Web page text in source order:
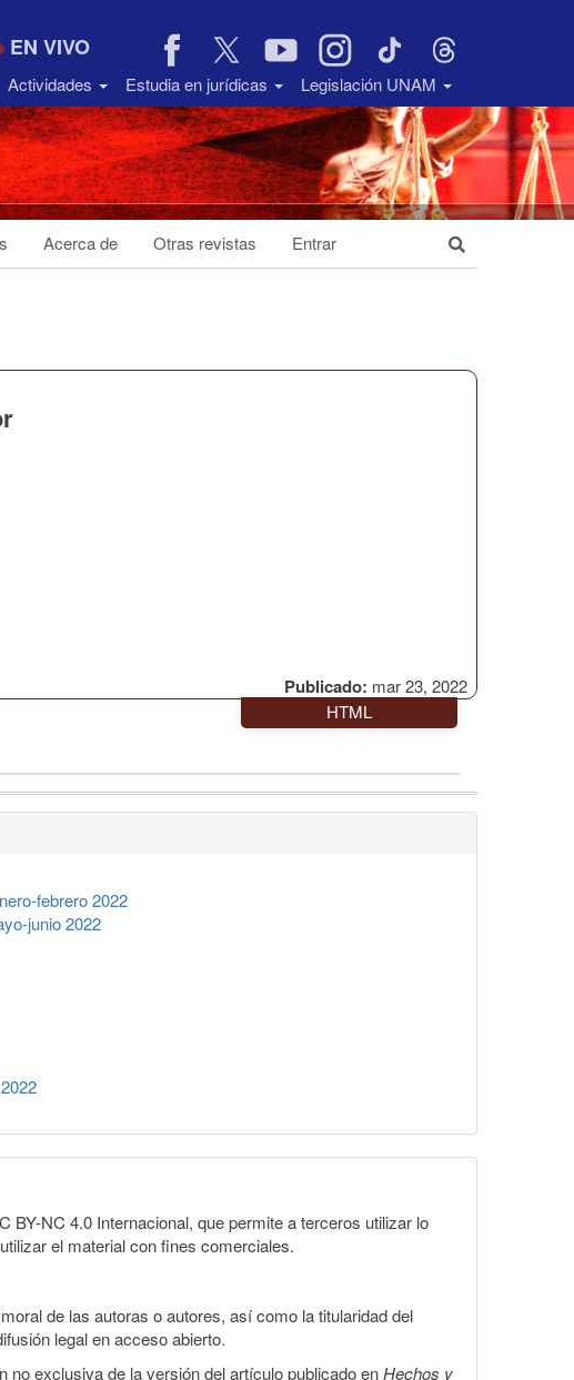
EN VIVO
Actividades Estudia en jurídicas Legislación UNAM
Acerca de Otras revistas Entrar
Publicado: mar 23, 2022
HTML
febrero 2022
junio 2022
NC 4.0 Internacional, que permite a terceros utilizar lo
el material con fines comerciales.
de las autoras o autores, así como la titularidad del
legal en acceso abierto.
no exclusiva de la versión del artículo publicado enHechos y